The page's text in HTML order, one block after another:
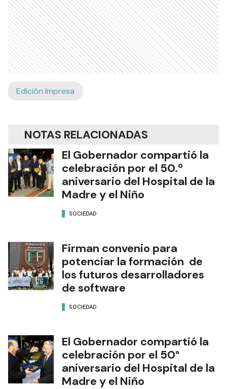
Edición Impresa
NOTAS RELACIONADAS
El Gobernador compartió la
celebración por el 50.º
aniversario del Hospital de la
Madre y el Niño
SOCIEDAD
Firman convenio para
potenciar la formación de
los futuros desarrolladores
de software
SOCIEDAD
El Gobernador compartió la
celebración por el 50°
aniversario del Hospital de la
Madre y el Niño